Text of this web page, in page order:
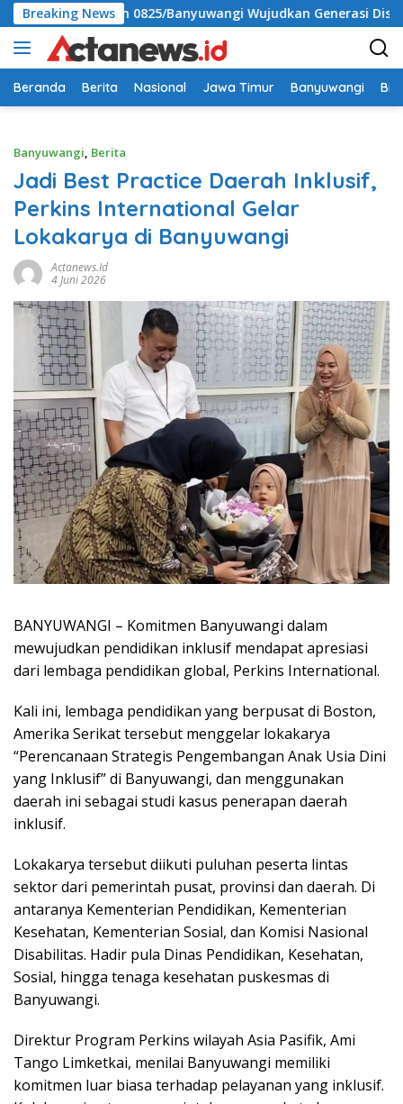
Langsung
ke
konten
Breaking News
0825/Banyuwangi Wujudkan Generasi Disiplin dan
Beranda Berita Nasional Jawa Timur Banyuwangi
Banyuwangi, Berita
Jadi Best Practice Daerah Inklusif,
Perkins International Gelar
Lokakarya di Banyuwangi
Actanews.id
4 Juni 2026
BANYUWANGI – Komitmen Banyuwangi dalam
mewujudkan pendidikan inklusif mendapat apresiasi
dari lembaga pendidikan global, Perkins International.
Kali ini, lembaga pendidikan yang berpusat di Boston,
Amerika Serikat tersebut menggelar lokakarya
“Perencanaan Strategis Pengembangan Anak Usia Dini
yang Inklusif” di Banyuwangi, dan menggunakan
daerah ini sebagai studi kasus penerapan daerah
inklusif.
Lokakarya tersebut diikuti puluhan peserta lintas
sektor dari pemerintah pusat, provinsi dan daerah. Di
antaranya Kementerian Pendidikan, Kementerian
Kesehatan, Kementerian Sosial, dan Komisi Nasional
Disabilitas. Hadir pula Dinas Pendidikan, Kesehatan,
Sosial, hingga tenaga kesehatan puskesmas di
Banyuwangi.
Direktur Program Perkins wilayah Asia Pasifik, Ami
Tango Limketkai, menilai Banyuwangi memiliki
komitmen luar biasa terhadap pelayanan yang inklusif.